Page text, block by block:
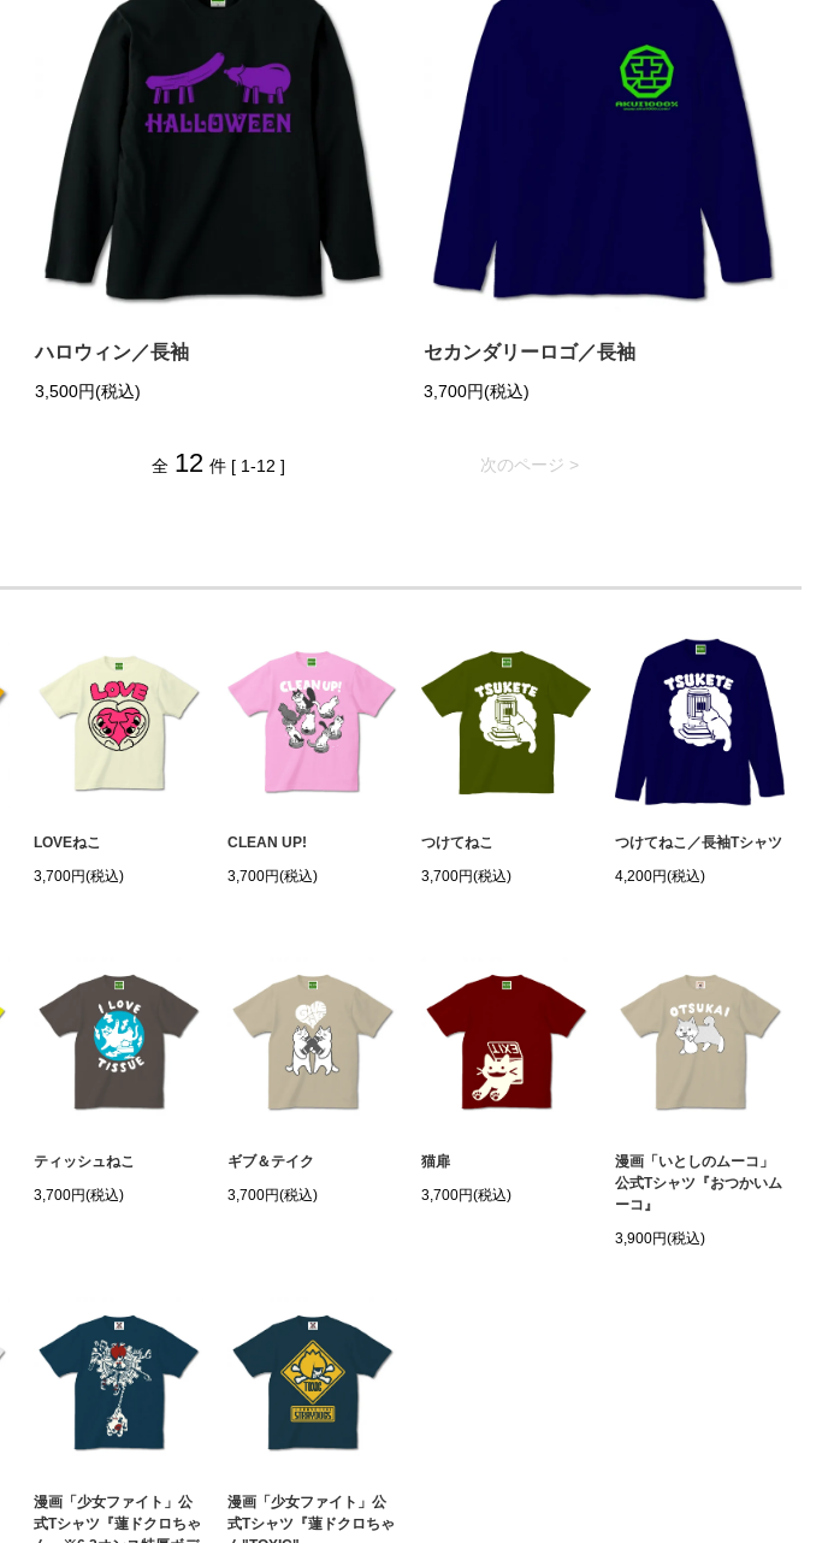
ハロウィン／長袖
3,500円(税込)
セカンダリーロゴ／長袖
3,700円(税込)
次のページ >
全 12 件 [ 1-12 ]
LOVEねこ
3,700円(税込)
CLEAN UP!
3,700円(税込)
つけてねこ
3,700円(税込)
つけてねこ／長袖Tシャツ
4,200円(税込)
ティッシュねこ
3,700円(税込)
ギブ＆テイク
3,700円(税込)
猫扉
3,700円(税込)
漫画「いとしのムーコ」
公式Tシャツ『おつかいム
ーコ』
3,900円(税込)
漫画「少女ファイト」公
式Tシャツ『蓮ドクロちゃ
漫画「少女ファイト」公
式Tシャツ『蓮ドクロちゃ